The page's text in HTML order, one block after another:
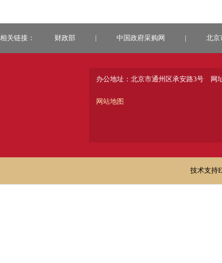
相关链接： 财政部 中国政府采购网 北京
办公地址：北京市通州区承安路3号
网站地图
网
技术支持